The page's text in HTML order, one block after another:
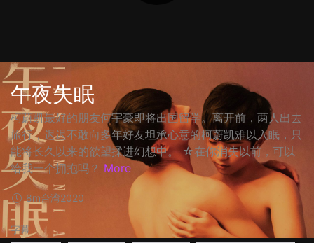
午夜失眠
柯蔚凯最好的朋友何宇豪即将出国留学。离开前，两人出去
旅行，迟迟不敢向多年好友坦承心意的柯蔚凯难以入眠，只
能将长久以来的欲望揉进幻想中。 ☆在你消失以前，可以
给我一个拥抱吗？ More
8m台湾2020
字幕